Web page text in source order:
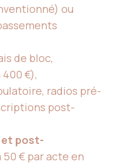
ou
de bloc,
€),
radios pré-
post-
post-
50 € par acte en